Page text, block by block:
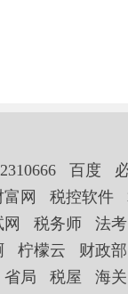
百度
富网 税控软件
税务师
法
柠檬云
财政部
省局 税屋
海关